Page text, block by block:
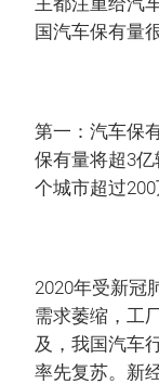
国汽车保有量
第一：汽车保
保有量将超3
个城市超过200
2020年受新冠
需求萎缩，工
及，我国汽车
率先复苏。新